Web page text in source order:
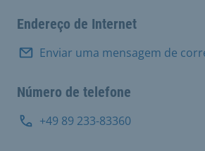
Endereço de Internet
Enviar uma mensagem de
Número de telefone
+49 89 233-83360